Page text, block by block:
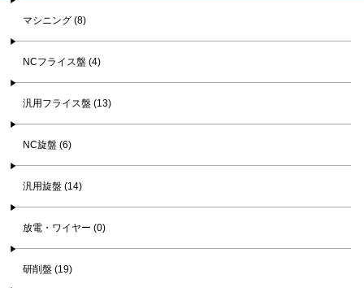
マシニング (8)
NCフライス盤 (4)
汎用フライス盤 (13)
NC旋盤 (6)
汎用旋盤 (14)
放電・ワイヤー (0)
研削盤 (19)